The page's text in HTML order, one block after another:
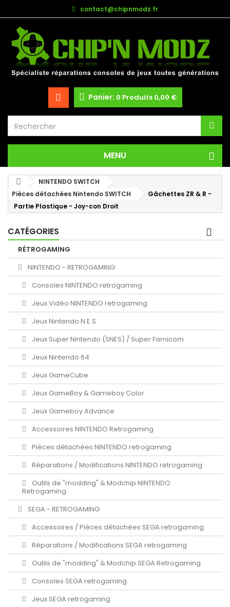
contact@chipnmodz.fr
Panier: 0 Produits 0,00 €
MENU
NINTENDO SWITCH
Pièces détachées Nintendo SWITCH
Gâchettes ZR & R -
Partie Plastique - Joy-con Droit
CATÉGORIES
RÉTROGAMING
NINTENDO - RETROGAMING
Consoles NINTENDO retrogaming
Jeux Vidéo NINTENDO retrogaming
Jeux Nintendo N.E.S
Jeux Super Nintendo (SNES) / Super Famicom
Jeux Nintendo 64
Jeux GameCube
Jeux GameBoy & Gameboy Color
Jeux Gameboy Advance
Accessoires NINTENDO Retrogaming
Pièces détachées NINTENDO retrogaming
Réparations / Modifications NINTENDO retrogaming
Outils de "modding" & Modchip NINTENDO
Retrogaming
SEGA - RETROGAMING
Accessoires / Pièces détachées SEGA retrogaming
Réparations / Modifications SEGA retrogaming
Outils de "modding" & Modchip SEGA Retrogaming
Consoles SEGA retrogaming
Jeux SEGA retrogaming